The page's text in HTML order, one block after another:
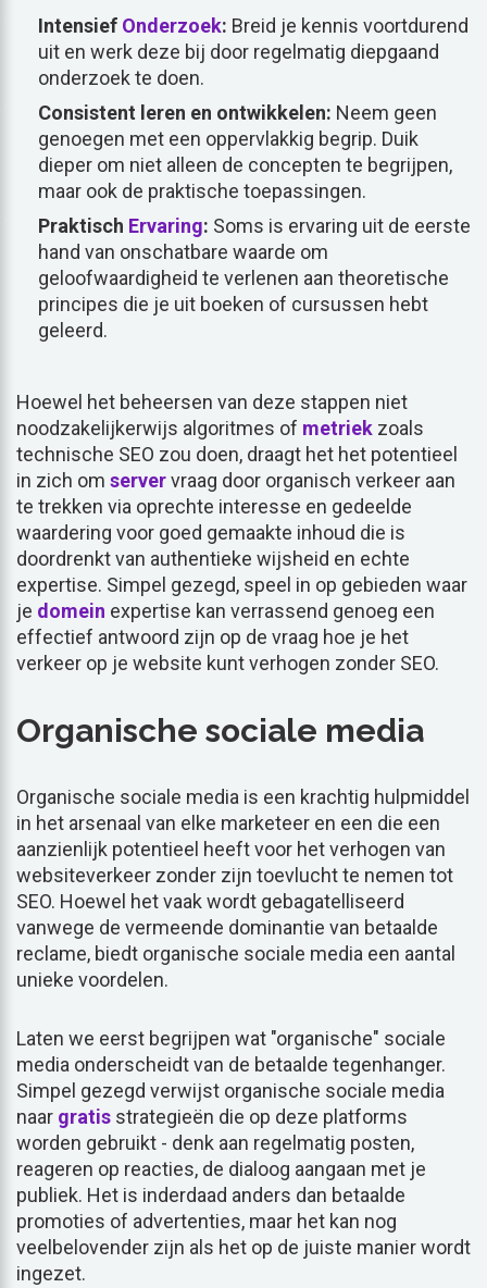
Intensief Onderzoek: Breid je kennis voortdurend
uit en werk deze bij door regelmatig diepgaand
onderzoek te doen.
Consistent leren en ontwikkelen: Neem geen
genoegen met een oppervlakkig begrip. Duik
dieper om niet alleen de concepten te begrijpen,
maar ook de praktische toepassingen.
Praktisch Ervaring: Soms is ervaring uit de eerste
hand van onschatbare waarde om
geloofwaardigheid te verlenen aan theoretische
principes die je uit boeken of cursussen hebt
geleerd.
Hoewel het beheersen van deze stappen niet
noodzakelijkerwijs algoritmes of metriek zoals
technische SEO zou doen, draagt het het potentieel
in zich om servervraag door organisch verkeer aan
te trekken via oprechte interesse en gedeelde
waardering voor goed gemaakte inhoud die is
doordrenkt van authentieke wijsheid en echte
expertise. Simpel gezegd, speel in op gebieden waar
je domein expertise kan verrassend genoeg een
effectief antwoord zijn op de vraag hoe je het
verkeer op je website kunt verhogen zonder SEO.
Organische sociale media
Organische sociale media is een krachtig hulpmiddel
in het arsenaal van elke marketeer en een die een
aanzienlijk potentieel heeft voor het verhogen van
websiteverkeer zonder zijn toevlucht te nemen tot
SEO. Hoewel het vaak wordt gebagatelliseerd
vanwege de vermeende dominantie van betaalde
reclame, biedt organische sociale media een aantal
unieke voordelen.
Laten we eerst begrijpen wat "organische" sociale
media onderscheidt van de betaalde tegenhanger.
Simpel gezegd verwijst organische sociale media
naar gratis strategieën die op deze platforms
worden gebruikt - denk aan regelmatig posten,
reageren op reacties, de dialoog aangaan met je
publiek. Het is inderdaad anders dan betaalde
promoties of advertenties, maar het kan nog
veelbelovender zijn als het op de juiste manier wordt
ingezet.